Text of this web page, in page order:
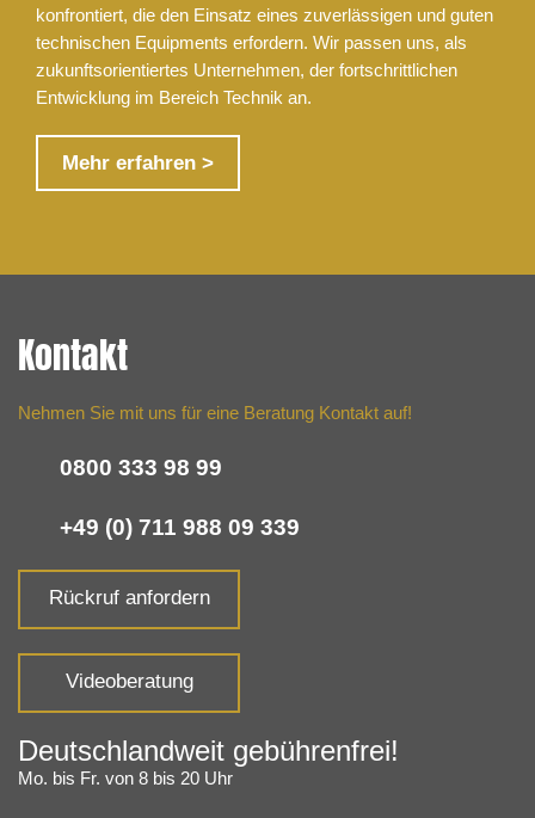
konfrontiert, die den Einsatz eines zuverlässigen und guten
technischen Equipments erfordern. Wir passen uns, als
zukunftsorientiertes Unternehmen, der fortschrittlichen
Entwicklung im Bereich Technik an.
Mehr erfahren >
Kontakt
Nehmen Sie mit uns für eine Beratung Kontakt auf!
0800 333 98 99
+49 (0) 711 988 09 339
Rückruf anfordern
Videoberatung
Deutschlandweit gebührenfrei!
Mo. bis Fr. von 8 bis 20 Uhr